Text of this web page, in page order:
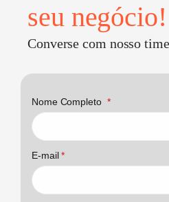
seu negócio!
Converse com nosso
Nome Completo *
E-mail*